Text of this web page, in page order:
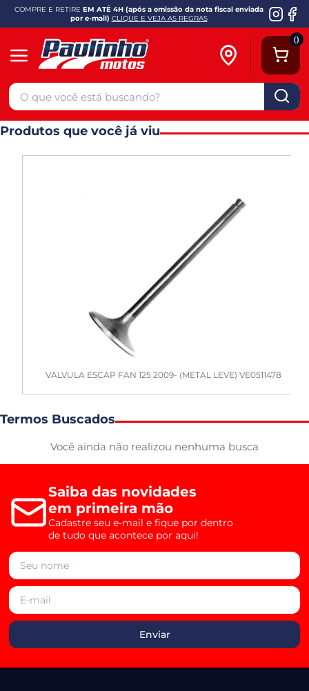
COMPRE E RETIRE EM ATÉ 4H (após a emissão da nota fiscal enviada
por e-mail) CLIQUE E VEJA AS REGRAS
0
Produtos que você já viu
VALVULA ESCAP FAN 125 2009- (METAL LEVE) VE0511478
Termos Buscados
Você ainda não realizou nenhuma busca
Saiba das novidades
em primeira mão
Cadastre seu e-mail e fique por dentro
de tudo que acontece por aqui!